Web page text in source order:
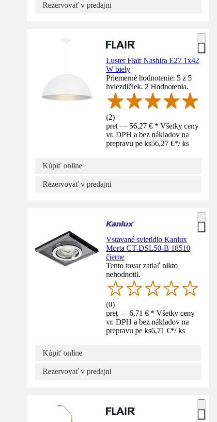
Rezervovať v predajni
Luster Flair Nashira E27 1x42
W biely
Priemerné hodnotenie: 5 z 5
hviezdičiek. 2 Hodnotenia.
(2)
preț — 56,27 € * Všetky ceny
vr. DPH a bez nákladov na
prepravu pe ks56,27 €*/ ks
Kúpiť online
Rezervovať v predajni
Vstavané svietidlo Kanlux
Morta CT-DSL50-B 18510
čierne
Tento tovar zatiaľ nikto
nehodnotil.
(0)
preț — 6,71 € * Všetky ceny
vr. DPH a bez nákladov na
prepravu pe ks6,71 €*/ ks
Kúpiť online
Rezervovať v predajni